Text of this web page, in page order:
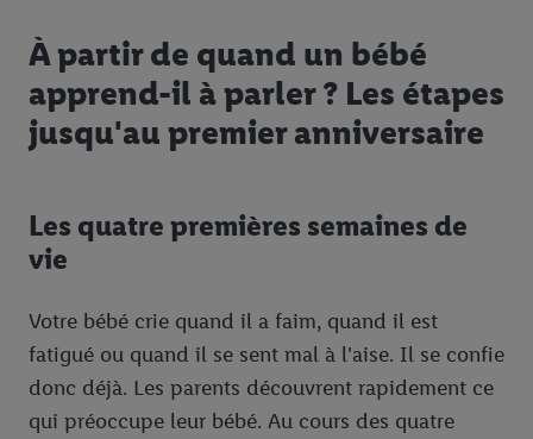
À partir de quand un bébé
apprend-il à parler ? Les étapes
jusqu'au premier anniversaire
Les quatre premières semaines de
vie
Votre bébé crie quand il a faim, quand il est
fatigué ou quand il se sent mal à l'aise. Il se confie
donc déjà. Les parents découvrent rapidement ce
qui préoccupe leur bébé. Au cours des quatre